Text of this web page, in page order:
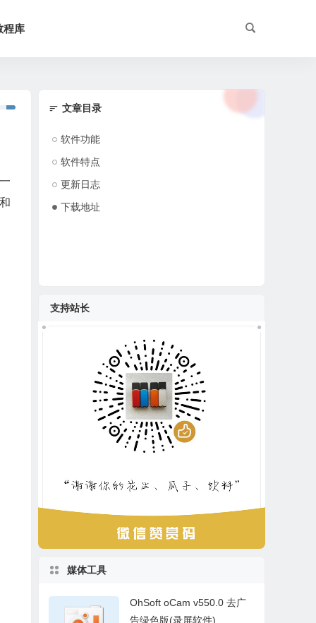
程库
文章目录
软件功能
软件特点
更新日志
下载地址
支持站长
媒体工具
OhSoft oCam v550.0 去广
告绿色版(录屏软件)